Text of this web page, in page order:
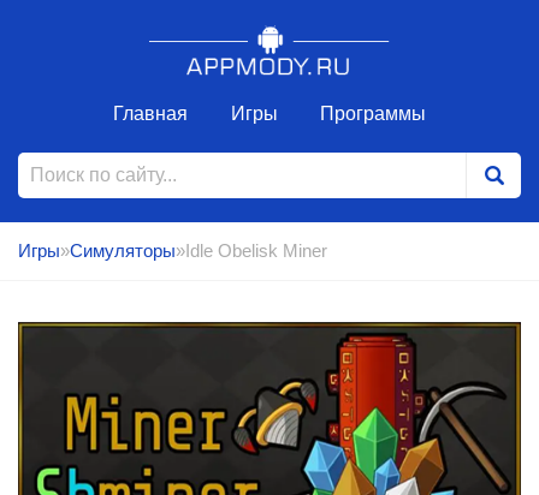
Главная Игры Программы
Игры»Симуляторы»Idle Obelisk Miner